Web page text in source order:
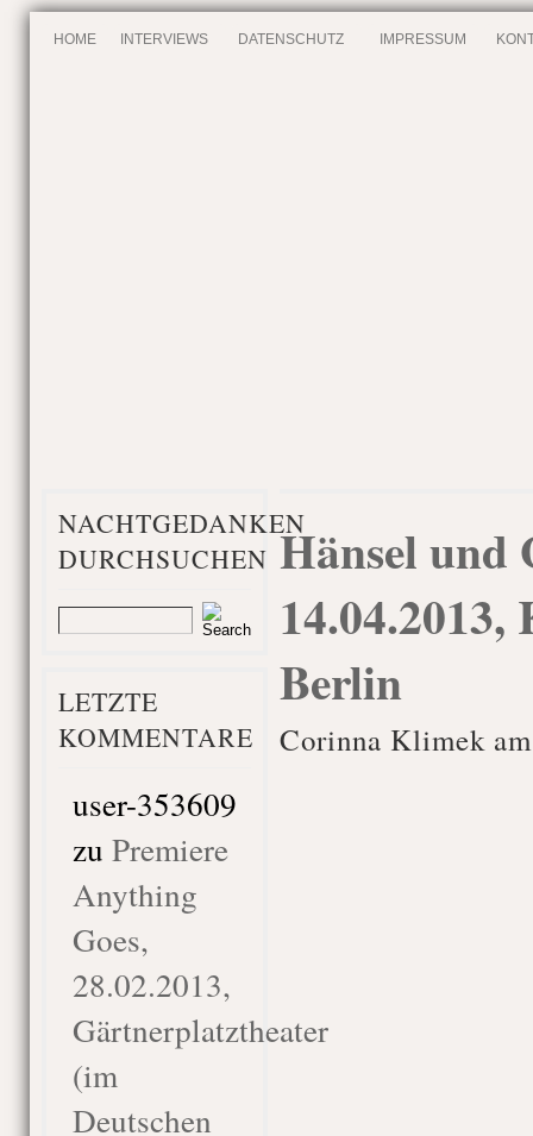
HOME INTERVIEWS DATENSCHUTZ IMPRESSUM
NACHTGEDANKEN
DURCHSUCHEN
LETZTE
KOMMENTARE
user-353609
zu Premiere
Anything
Goes,
28.02.2013,
Gärtnerplatztheater
(im
Deutschen
Hänsel und
14.04.2013,
Berlin
Corinna Klimek